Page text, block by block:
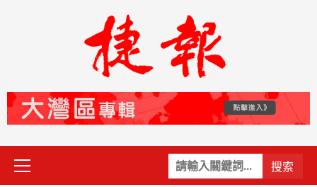
關
鍵
Primary
Menu